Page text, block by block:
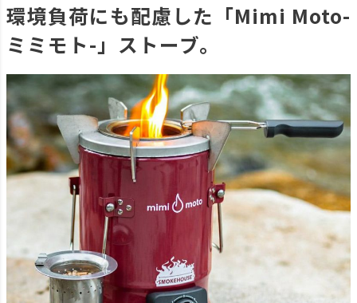
環境負荷にも配慮した「Mimi Moto-
ミミモト-」ストーブ。